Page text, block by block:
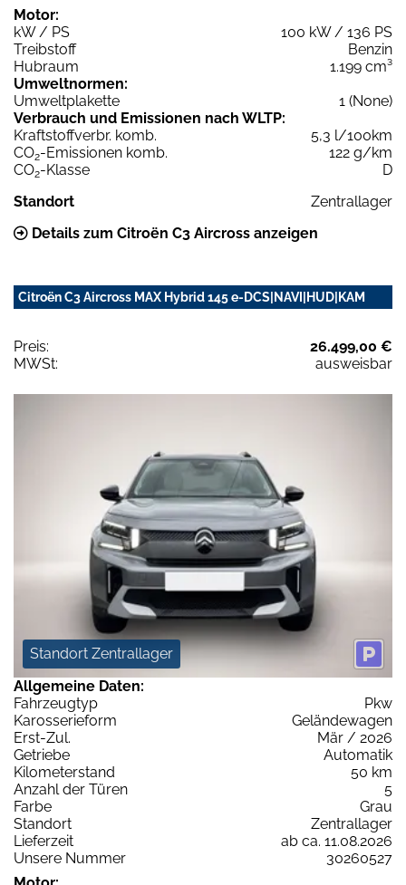
Motor:
kW / PS
100 kW / 136 PS
Treibstoff
Benzin
Hubraum
1.199 cm³
Umweltnormen:
Umweltplakette
1 (None)
Verbrauch und Emissionen nach WLTP:
Kraftstoffverbr. komb.
5,3 l/100km
CO2-Emissionen komb.
122 g/km
CO2-Klasse
D
Standort
Zentrallager
Details zum Citroën C3 Aircross anzeigen
Citroën C3 Aircross MAX Hybrid 145 e-DCS|NAVI|HUD|KAM
Preis:
26.499,00 €
MWSt:
ausweisbar
Standort Zentrallager
Allgemeine Daten:
Fahrzeugtyp
Pkw
Karosserieform
Geländewagen
Erst-Zul.
Mär / 2026
Getriebe
Automatik
Kilometerstand
50 km
Anzahl der Türen
5
Farbe
Grau
Standort
Zentrallager
Lieferzeit
ab ca. 11.08.2026
Unsere Nummer
30260527